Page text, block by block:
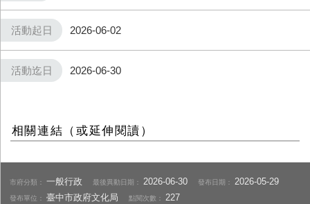
活動起日 2026-06-02
活動迄日 2026-06-30
相關連結（或延伸閱讀）
市府分類：一般行政 最後異動日期： 2026-06-30 發布日期： 2026-05-29
發布單位：臺中市政府文化局 點閱次數： 227